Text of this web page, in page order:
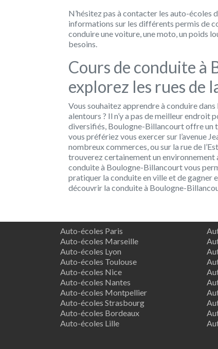
N’hésitez pas à contacter les auto-
informations sur les différents permis de
conduire une voiture, une moto, un poids
besoins.
Cours de conduite
explorez les rues de
Vous souhaitez apprendre à conduire
alentours ? Il n’y a pas de meilleur endroit
diversifiés, Boulogne-Billancourt offre un
vous préfériez vous exercer sur l’avenue
nombreux commerces, ou sur la rue de
trouverez certainement un environnement
conduite à Boulogne-Billancourt vous
pratiquer la conduite en ville et de gagner
découvrir la conduite à Boulogne-
Auto-écoles Paris
Auto-écoles Marseille
Auto-écoles Lyon
Auto-écoles Toulouse
Auto-écoles Nice
Auto-écoles Nantes
Auto-écoles Montpellier
Auto-écoles Strasbourg
Auto-écoles Bordeaux
Auto-écoles Lille